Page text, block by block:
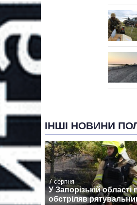
ІНШІ НОВИНИ
7 серпня
У Запорізькій області
обстріляв